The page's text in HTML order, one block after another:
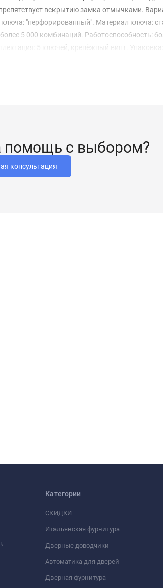
вскрытию замка отмычками.
ключа: "перфорированный". Материал ключа:
5 000 комбинаций. Работоспособность:
5 ключей, крепёжный винт. Упаковка:
помощь с выбором?
консультация
Категории
СКИДКИ
Итальянская фурнитура
Дверные доводчики
Автоматика для дверей
Дверная фурнитура